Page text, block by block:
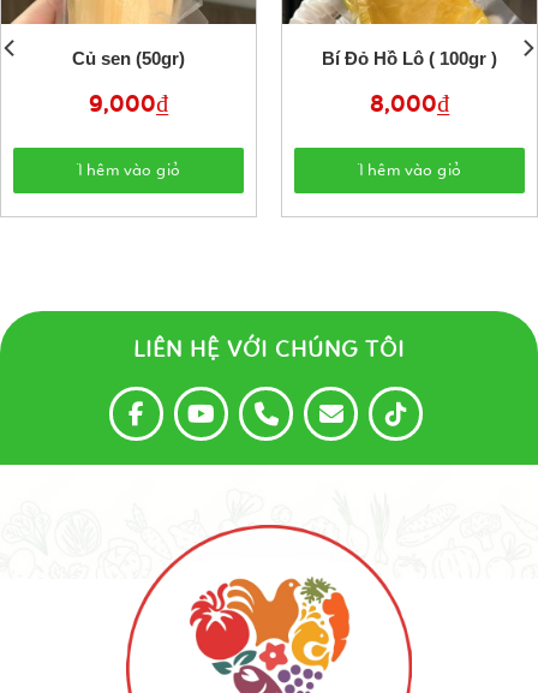
Củ sen (50gr)
9,000₫
Thêm vào giỏ
Bí Đỏ Hồ Lô ( 100gr )
8,000₫
Thêm vào giỏ
LIÊN HỆ VỚI CHÚNG TÔI